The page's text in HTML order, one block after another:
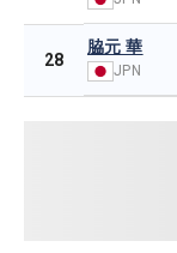
28
脇元 華
JPN